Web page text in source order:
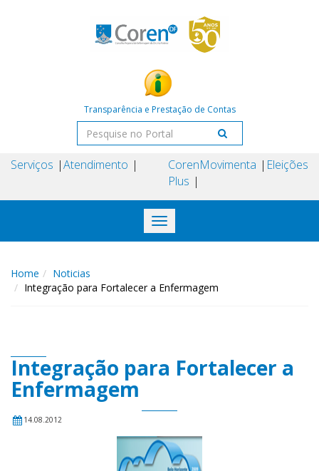
Transparência e Prestação de Contas
Serviços Atendimento
Coren
Plus
Movimenta Eleições
Toggle
navigation
Home
Noticias
Integração para Fortalecer a Enfermagem
Integração para Fortalecer a
Enfermagem
14.08.2012